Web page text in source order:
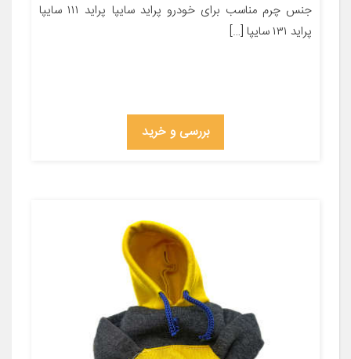
جنس چرم مناسب برای خودرو پراید سایپا پراید ۱۱۱ سایپا
پراید ۱۳۱ سایپا […]
بررسی و خرید